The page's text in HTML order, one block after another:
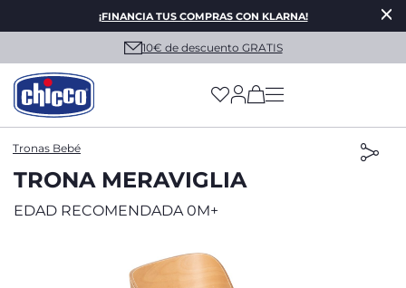
¡FINANCIA TUS COMPRAS CON KLARNA!
10€ de descuento GRATIS
(has more options
Tronas Bebé
TRONA MERAVIGLIA
EDAD RECOMENDADA 0M+